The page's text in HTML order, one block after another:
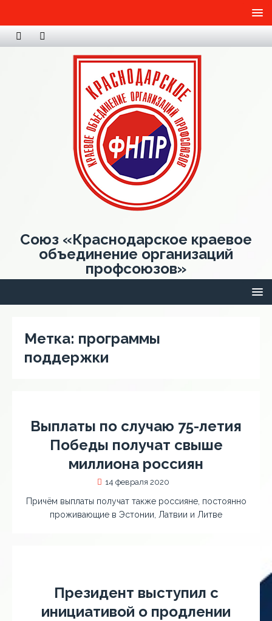
Союз «Краснодарское краевое
объединение организаций
профсоюзов»
Метка: программы
поддержки
Выплаты по случаю 75-летия
Победы получат свыше
миллиона россиян
14 февраля 2020
Причём выплаты получат также россияне, постоянно
проживающие в Эстонии, Латвии и Литве
Президент выступил с
инициативой о продлении